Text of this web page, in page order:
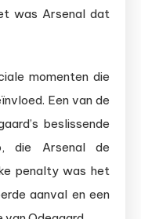
was Arsenal dat
momenten die
Een van de
beslissende
die Arsenal de
penalty was het
aanval en een